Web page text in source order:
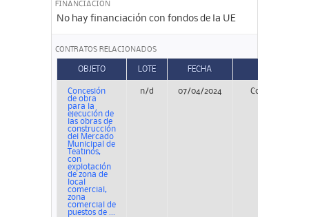
FINANCIACION
No hay financiación con fondos de la UE
CONTRATOS RELACIONADOS
OBJETO LOTE FECHA
Concesión
de obra
para la
ejecución de
las obras de
construcción
del Mercado
Municipal de
Teatinos,
con
explotación
de zona de
local
comercial,
zona
comercial de
puestos de ...
n/d 07/04/2024 Concurso